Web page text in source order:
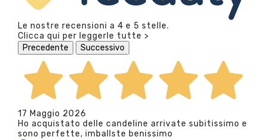
Le nostre recensioni a 4 e 5 stelle.
Clicca qui per leggerle tutte >
Precedente
Successivo
17 Maggio 2026
Ho acquistato delle candeline arrivate subitissimo e
sono perfette, imballste benissimo